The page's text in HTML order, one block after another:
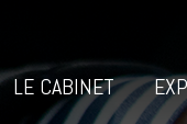
LE CABINET